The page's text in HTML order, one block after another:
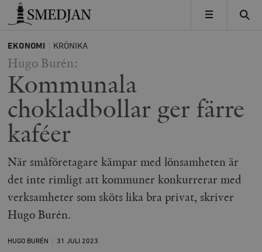
Timbro
MENY
EKONOMI KRÖNIKA
Hugo Burén:
Kommunala
chokladbollar ger färre
kaféer
När småföretagare kämpar med lönsamheten är
det inte rimligt att kommuner konkurrerar med
verksamheter som sköts lika bra privat, skriver
Hugo Burén.
HUGO BURÉN 31 JULI 2023